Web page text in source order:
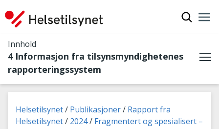
Innhold
4 Informasjon fra tilsynsmyndighetenes
rapporteringssystem
Du er her:
Helsetilsynet Publikasjoner
Rapport fra
Helsetilsynet
2024
Fragmentert og spesialisert –